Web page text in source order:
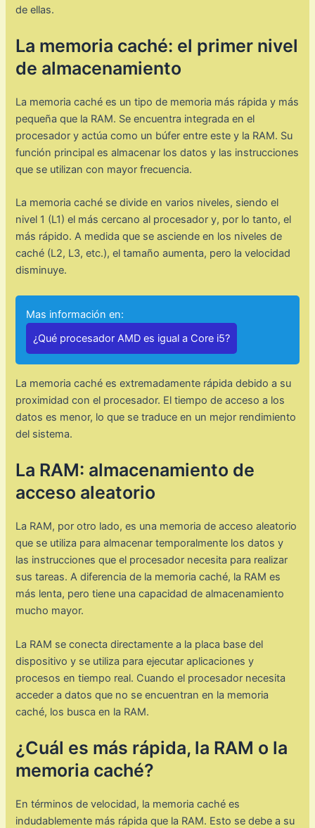
de ellas.
La memoria caché: el primer nivel
de almacenamiento
La memoria caché es un tipo de memoria más rápida y más
pequeña que la RAM. Se encuentra integrada en el
procesador y actúa como un búfer entre este y la RAM. Su
función principal es almacenar los datos y las instrucciones
que se utilizan con mayor frecuencia.
La memoria caché se divide en varios niveles, siendo el
nivel 1 (L1) el más cercano al procesador y, por lo tanto, el
más rápido. A medida que se asciende en los niveles de
caché (L2, L3, etc.), el tamaño aumenta, pero la velocidad
disminuye.
Mas información en:
¿Qué procesador AMD es igual a Core i5?
La memoria caché es extremadamente rápida debido a su
proximidad con el procesador. El tiempo de acceso a los
datos es menor, lo que se traduce en un mejor rendimiento
del sistema.
La RAM: almacenamiento de
acceso aleatorio
La RAM, por otro lado, es una memoria de acceso aleatorio
que se utiliza para almacenar temporalmente los datos y
las instrucciones que el procesador necesita para realizar
sus tareas. A diferencia de la memoria caché, la RAM es
más lenta, pero tiene una capacidad de almacenamiento
mucho mayor.
La RAM se conecta directamente a la placa base del
dispositivo y se utiliza para ejecutar aplicaciones y
procesos en tiempo real. Cuando el procesador necesita
acceder a datos que no se encuentran en la memoria
caché, los busca en la RAM.
¿Cuál es más rápida, la RAM o la
memoria caché?
En términos de velocidad, la memoria caché es
indudablemente más rápida que la RAM. Esto se debe a su